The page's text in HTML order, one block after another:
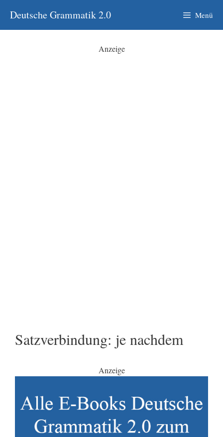
Inhalt
springen
Deutsche Grammatik 2.0 Menü
Anzeige
Satzverbindung: je nachdem
Anzeige